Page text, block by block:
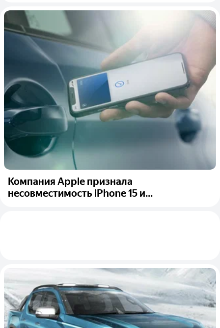
Компания Apple признала
несовместимость iPhone 15 и...